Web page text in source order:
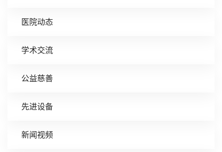
医院动态
学术交流
公益慈善
先进设备
新闻视频